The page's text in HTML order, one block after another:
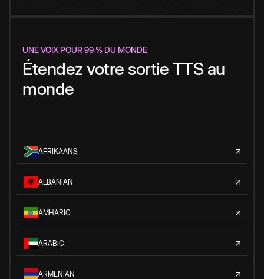
UNE VOIX POUR 99 % DU MONDE
Étendez votre sortie TTS au
monde
AFRIKAANS
ALBANIAN
AMHARIC
ARABIC
ARMENIAN